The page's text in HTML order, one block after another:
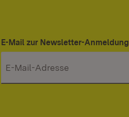
E-Mail zur Newsletter-Anmeldung